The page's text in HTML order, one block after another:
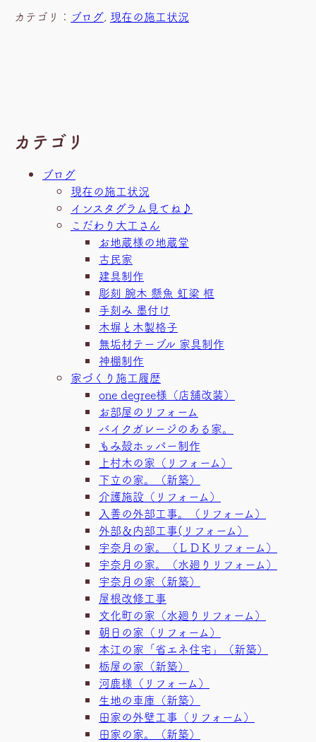
カテゴリ： ブログ, 現在の施工状況
カテゴリ
ブログ
現在の施工状況
インスタグラム見てね♪
こだわり大工さん
お地蔵様の地蔵堂
古民家
建具制作
彫刻 腕木 懸魚 虹梁 框
手刻み 墨付け
木塀と木製格子
無垢材テーブル 家具制作
神棚制作
家づくり施工履歴
one degree様（店舗改装）
お部屋のリフォーム
バイクガレージのある家。
もみ殻ホッパー制作
上村木の家（リフォーム）
下立の家。（新築）
介護施設（リフォーム）
入善の外部工事。（リフォーム）
外部＆内部工事(リフォーム）
宇奈月の家。（ＬＤＫリフォーム）
宇奈月の家。（水廻りリフォーム）
宇奈月の家（新築）
屋根改修工事
文化町の家（水廻りリフォーム）
朝日の家（リフォーム）
本江の家「省エネ住宅」（新築）
栃屋の家（新築）
河鹿様（リフォーム）
生地の車庫（新築）
田家の外壁工事（リフォーム）
田家の家。（新築）